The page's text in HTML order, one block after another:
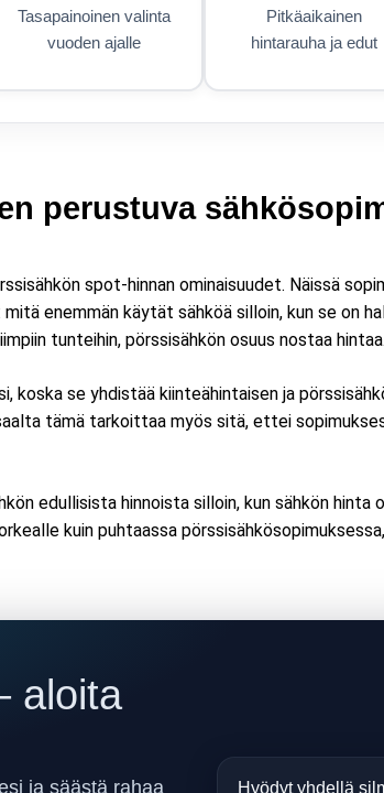
Tasapainoinen valinta
vuoden ajalle
Pitkäaikainen
hintarauha ja edut
perustuva
spot-hinnan ominaisuudet. Näissä
enemmän käytät sähköä silloin, kun se on
tunteihin, pörssisähkön osuus nostaa hintaa.
se yhdistää kiinteähintaisen ja
tämä tarkoittaa myös sitä, ettei
edullisista hinnoista silloin, kun sähkön hinta
kuin puhtaassa
aloita
ja säästä rahaa
Hyödyt yhdellä